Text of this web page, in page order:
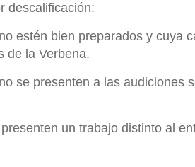
bien preparados y cuya
de la Verbena.
presenten a las audiciones
un trabajo distinto al